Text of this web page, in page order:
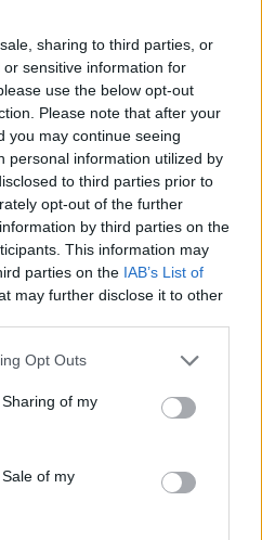
sharing to third parties, or
sensitive information for
use the below opt-out
Please note that after your
you may continue seeing
personal information utilized by
to third parties prior to
opt-out of the further
by third parties on the
This information may
parties on the IAB’s List of
may further disclose it to other
Opt Outs
of my
of my
που με
που
σατιρική
φόβο
ΕΙΔΗΣΕΙΣ